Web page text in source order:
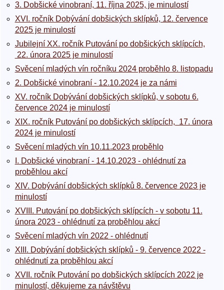
3. Dobšické vinobraní, 11. října 2025, je minulostí
XVI. ročník Dobývání dobšických sklípků, 12. července
2025 je minulostí
Jubilejní XX. ročník Putování po dobšických sklípcích,
22. února 2025 je minulostí
Svěcení mladých vín ročníku 2024 proběhlo 8. listopadu
2. Dobšické vinobraní - 12.10.2024 je za námi
XV. ročník Dobývání dobšických sklípků, v sobotu 6.
července 2024 je minulostí
XIX. ročník Putování po dobšických sklípcích, 17. února
2024 je minulostí
Svěcení mladých vín 10.11.2023 proběhlo
I. Dobšické vinobraní - 14.10.2023 - ohlédnutí za
proběhlou akcí
XIV. Dobývání dobšických sklípků 8. července 2023 je
minulostí
XVIII. Putování po dobšických sklípcích - v sobotu 11.
února 2023 - ohlédnutí za proběhlou akcí
Svěcení mladých vín 2022 - ohlédnutí
XIII. Dobývání dobšických sklípků - 9. července 2022 -
ohlédnutí za proběhlou akcí
XVII. ročník Putování po dobšických sklípcích 2022 je
minulostí, děkujeme za návštěvu